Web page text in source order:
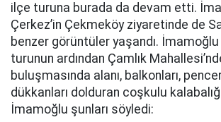
ilçe turuna burada da devam etti.
Çerkez’in Çekmeköy ziyaretinde de
benzer görüntüler yaşandı.
turunun ardından Çamlık
buluşmasında alanı, balkonları,
dükkanları dolduran coşkulu
İmamoğlu şunları söyledi: